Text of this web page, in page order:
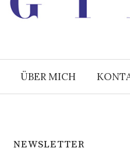
ÜBER MICH
NEWSLETTER